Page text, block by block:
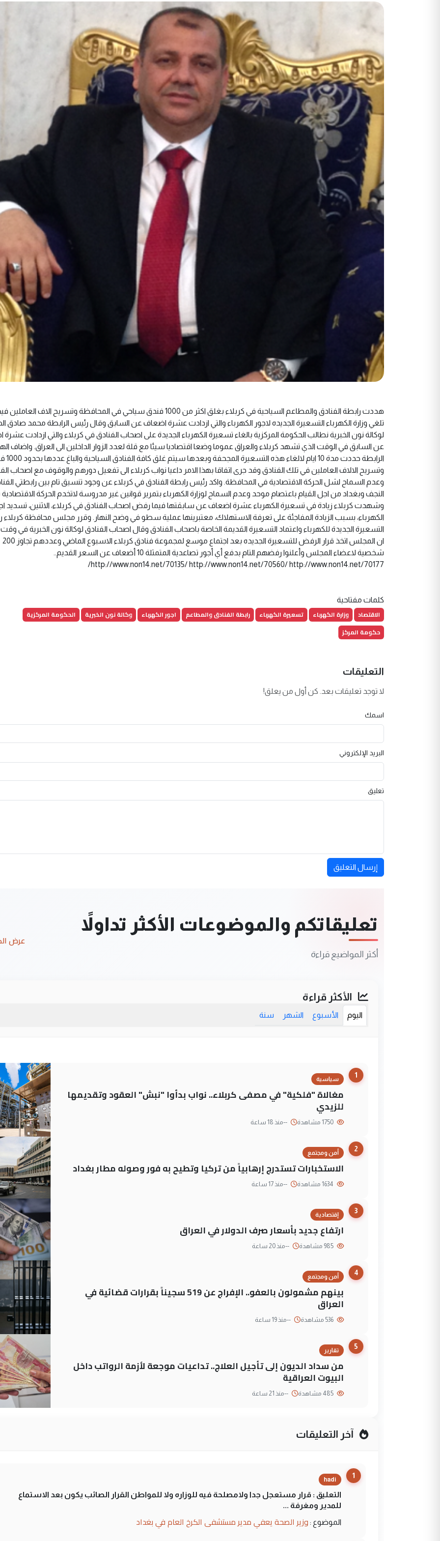
هددت رابطة الفنادق والمطاعم السياحية في كربلاء بغلق اكثر من 1000 فندق سياحي في المحافظة وتسريح الاف
تلغي وزارة الكهرباء التسعيرة الجديده لاجور الكهرباء والتي ازدادت عشرة اضعاف عن السابق وقال رئيس الرابطة محمد صادق
لوكالة نون الخبرية نطالب الحكومة المركزية بالغاء تسعيرة الكهرباء الجديدة على اصحاب الفنادق في كربلاء والتي ازدادت
عن السابق في الوقت الذي تشهد كربلاء والعراق عموما وضعا اقتصاديا سيئا مع قلة لعدد الزوار الداخلين الى العراق. واضاف
الرابطة حددت مدة 10
وتسريح الالاف العاملين في تلك الفنادق وقد جرى اتفاقا بهذا الامر داعيا نواب كربلاء الى تفعيل دورهم والوقوف مع اصحاب
وعدم السماح لشل الحركة الاقتصادية في المحافظة. واكد رئيس رابطة الفنادق في كربلاء عن وجود تنسيق تام بين رابطتي
النجف وبغداد من اجل القيام باعتصام موحد وعدم السماح لوزارة الكهرباء بتمرير قوانين غير مدروسة لاتخدم الحركة الاقتصادية
وشهدت كربلاء زيادة في تسعيرة الكهرباء عشرة اضعاف عن سابقتها فيما رفض اصحاب الفنادق في كربلاء، الاثنين، تسديد
الكهرباء، بسبب الزيادة المفاجئة على تعرفة الاستهلاك، معتبرينها عملية سطو في وضح النهار. وقرر مجلس محافظة
التسعيرة الجديدة للكهرباء واعتماد التسعيرة القديمة الخاصة باصحاب الفنادق وقال اصحاب الفنادق لوكالة نون الخبرية في
ان المجلس اتخذ قرار الرفض للتسعيرة الجديده بعد اجتماع موسع لمجموعة فنادق كربلاء الاسبوع الماضي وعددهم تجاوز 200
شخصية لاعضاء المجلس وأعلنوا رفضهم التام بدفع أي أجور تصاعدية المتمثلة 10 أضعاف عن السعر القديم..
http://www.non14.net/70135/ http://www.non14.net/70560/ http://www.non14.net/70177/
كلمات مفتاحية
الاقتصاد وزارة الكهرباء تسعيرة الكهرباء رابطة الفنادق والمطاعم اجور الكهرباء وكالة نون الخبرية
الحكومة المركزية
حكومة المركز
التعليقات
لا توجد تعليقات بعد. كن أول من يعلق!
اسمك
البريد الإلكتروني
تعليق
إرسال التعليق
تعليقاتكم والموضوعات الأكثر تداولاً
أكثر المواضيع قراءة
عرض
الأكثر قراءة
اليوم الأسبوع الشهر سنة
1
سياسية
مغالاة "فلكية" في مصفى كربلاء.. نواب بدأوا "نبش" العقود وتقديمها
للزيدي
--منذ 18 ساعة
2
أمن ومجتمع
الاستخبارات تستدرج إرهابياً من تركيا وتطيح به فور وصوله مطار بغداد
--منذ 17 ساعة
3
إقتصادية
ارتفاع جديد بأسعار صرف الدولار في العراق
--منذ 20 ساعة
4
أمن ومجتمع
بينهم مشمولون بالعفو.. الإفراج عن 519 سجيناً بقرارات قضائية في
العراق
--منذ 19 ساعة
5
تقارير
من سداد الديون إلى تأجيل العلاج.. تداعيات موجعة لأزمة الرواتب داخل
البيوت العراقية
--منذ 21 ساعة
آخر التعليقات
1
hadi
التعليق : قرار مستعجل جدا ولامصلحة فيه للوزاره ولا للمواطن القرار الصائب يكون بعد الاستماع
للمدير ومغرفة ...
الموضوع : وزير الصحة يعفي مدير مستشفى الكرخ العام في بغداد